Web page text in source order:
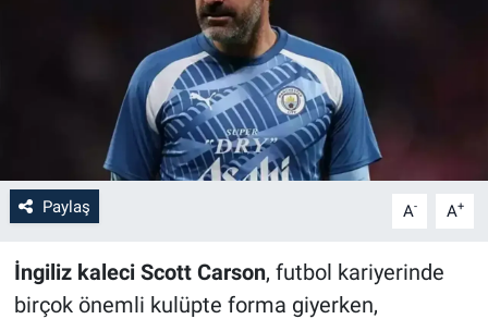
Paylaş A- A+
İngiliz kaleci Scott Carson, futbol kariyerinde
birçok önemli kulüpte forma giyerken,